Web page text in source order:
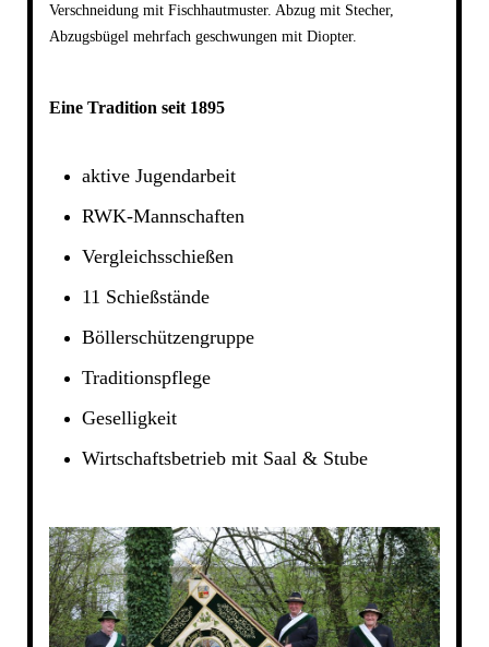
Verschneidung mit Fischhautmuster. Abzug mit Stecher,
Abzugsbügel mehrfach geschwungen mit Diopter.
Eine Tradition seit 1895
aktive Jugendarbeit
RWK-Mannschaften
Vergleichsschießen
11 Schießstände
Böllerschützengruppe
Traditionspflege
Geselligkeit
Wirtschaftsbetrieb mit Saal & Stube